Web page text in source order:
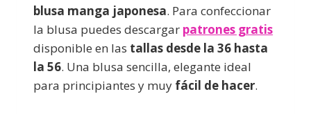
blusa manga japonesa. Para confeccionar
la blusa puedes descargar patrones gratis
disponible en las tallas desde la 36 hasta
la 56. Una blusa sencilla, elegante ideal
para principiantes y muy fácil de hacer.